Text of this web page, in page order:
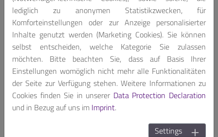
Based on new generation NXP™ i.MX 6 processor. The
i.MX 6 series unleashes the industry’s first truly scalable
multicore platform that includes single, dual and quad
core families based on the ARM Cortex™-A9
architecture. With high-performance multimedia
processing, i.MX 6 series is purpose built for the new era
lediglich zu anonymen Statistikzwecken, für
Komforteinstellungen oder zur Anzeige personalisierter
Inhalte genutzt werden (Marketing Cookies). Sie können
selbst entscheiden, welche Kategorie Sie zulassen
möchten. Bitte beachten Sie, dass auf Basis Ihrer
Einstellungen womöglich nicht mehr alle Funktionalitäten
der Seite zur Verfügung stehen. Weitere Informationen zu
Cookies finden Sie in unserer Data Protection Declaration
und in Bezug auf uns im Imprint.
Settings